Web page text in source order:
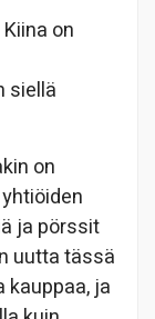
on
siellä
on
ja pörssit
uutta tässä
kauppaa, ja